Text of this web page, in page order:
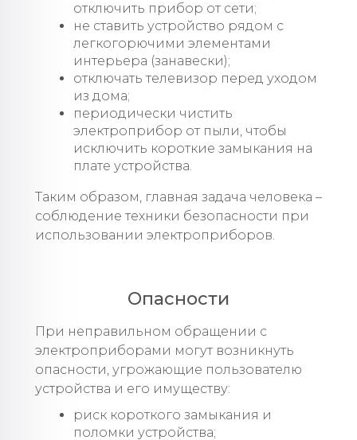
отключить прибор от сети;
не ставить устройство рядом с
легкогорючими элементами
интерьера (занавески);
отключать телевизор перед уходом
из дома;
периодически чистить
электроприбор от пыли, чтобы
исключить короткие замыкания на
плате устройства.
Таким образом, главная задача человека –
соблюдение техники безопасности при
использовании электроприборов.
Опасности
При неправильном обращении с
электроприборами могут возникнуть
опасности, угрожающие пользователю
устройства и его имуществу:
риск короткого замыкания и
поломки устройства;